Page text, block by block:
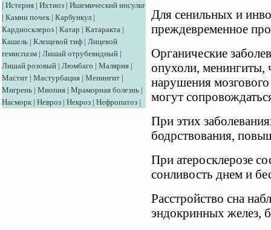
| Истерия | Ихтиоз | Ишемический инсульт
| Камни почек | Карбункул |
Кардиосклероз | Катар | Катаракта |
Кашель | Клещевой тиф | Лицевой
гемиспазм | Лишай отрубевидный |
Лишай розовый | Люмбаго | Малярия |
Мастит | Мастурбация | Менингит |
Мигрень | Миопия | Мраморная болезнь |
Насморк | Невроз | Некроз | Нефропатоз |
Для сенильных и
преждевременное
Органические
опухоли, менингиты,
нарушения
могут
При этих
бодрствования,
При атеросклерозе
сонливость днем и
Расстройство сна
эндокринных желез,